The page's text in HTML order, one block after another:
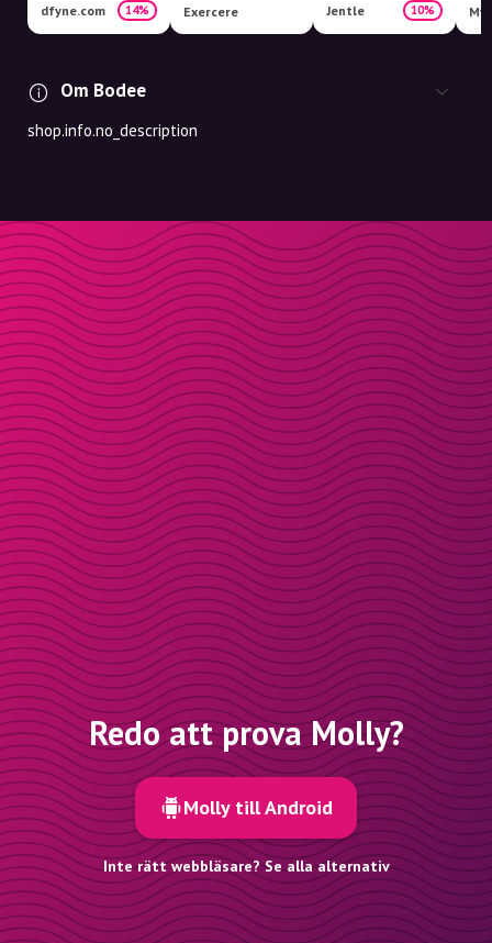
dfyne.com 14% Exercere Jentle 10%
Om Bodee
shop.info.no_description
Redo att prova Molly?
Molly till Android
Inte rätt webbläsare? Se alla alternativ